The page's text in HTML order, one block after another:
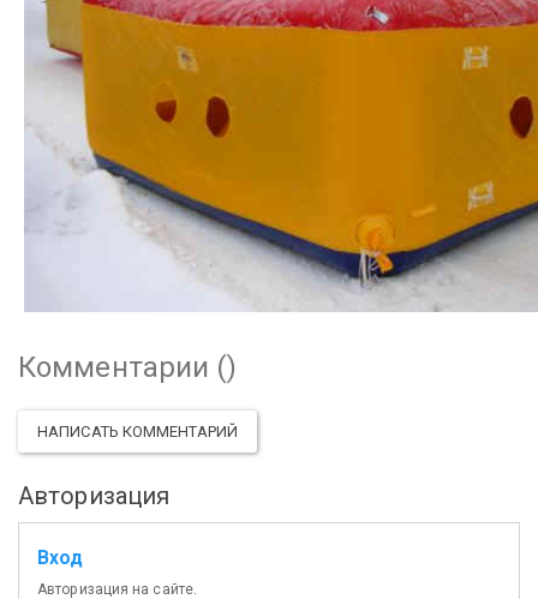
Комментарии ()
НАПИСАТЬ КОММЕНТАРИЙ
Авторизация
Вход
Авторизация на сайте.